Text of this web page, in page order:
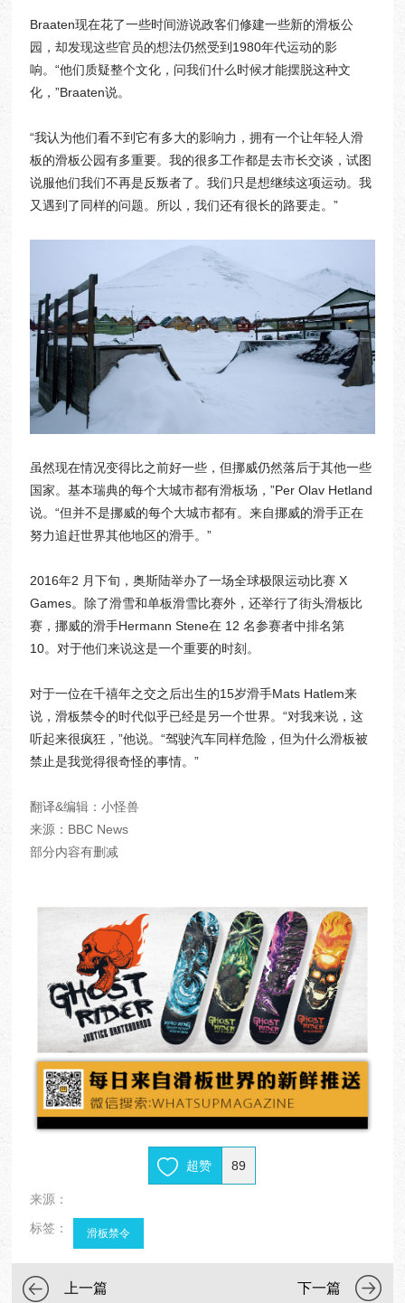
Braaten现在花了一些时间游说政客们修建一些新的滑板公
园，却发现这些官员的想法仍然受到1980年代运动的影
响。“他们质疑整个文化，问我们什么时候才能摆脱这种文
化，”Braaten说。
“我认为他们看不到它有多大的影响力，拥有一个让年轻人滑
板的滑板公园有多重要。我的很多工作都是去市长交谈，试图
说服他们我们不再是反叛者了。我们只是想继续这项运动。我
又遇到了同样的问题。所以，我们还有很长的路要走。”
虽然现在情况变得比之前好一些，但挪威仍然落后于其他一些
国家。基本瑞典的每个大城市都有滑板场，”Per Olav Hetland
说。“但并不是挪威的每个大城市都有。来自挪威的滑手正在
努力追赶世界其他地区的滑手。”
2016年2 月下旬，奥斯陆举办了一场全球极限运动比赛 X
Games。除了滑雪和单板滑雪比赛外，还举行了街头滑板比
赛，挪威的滑手Hermann Stene在 12 名参赛者中排名第
10。对于他们来说这是一个重要的时刻。
对于一位在千禧年之交之后出生的15岁滑手Mats Hatlem来
说，滑板禁令的时代似乎已经是另一个世界。“对我来说，这
听起来很疯狂，”他说。“驾驶汽车同样危险，但为什么滑板被
禁止是我觉得很奇怪的事情。”
翻译&编辑：小怪兽
来源：BBC News
部分内容有删减
超赞 89
来源：
标签：
滑板禁令
上一篇 下一篇